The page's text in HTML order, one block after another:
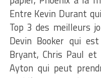
Entre Kevin Durant
Top 3 des meilleurs
Devin Booker qui
Bryant, Chris Paul et
Ayton qui peut